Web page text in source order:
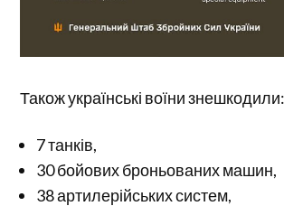
Також українські воїни знешкодили:
7 танків,
30 бойових броньованих машин,
38 артилерійських систем,